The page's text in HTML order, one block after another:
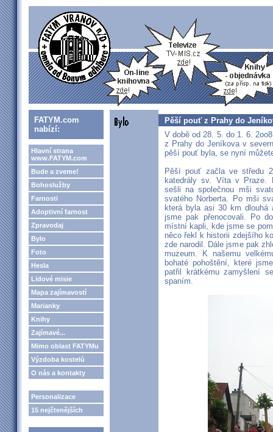
FATYM.com
nabízí:
Hlavní strana
www.FATYM.com
Bude a zveme!
Bohoslužby
Farnosti
Adoptivní farnost
Zpravodaj
Bylo
Foto
Hesla
Lidové misie
Mapa zajímavostí
Marianky
Knihy
Zajímavé...
Mimo oblast FATYMu
Výzdoba kostelů
O nás a kontakty
Personalizace
15 nejčtenějších
Pěší pouť z Prahy do
V době od 28. 5. do 1. 6.
z Prahy do Jeníkova v
pěší pouť byla, se nyní
Pěší pouť začla ve středu
katedrály sv. Víta v Praze.
sešli na společnou mši
svatého Norberta. Po mši
která byla asi 30 km
jsme pak přenocovali. Po
místní kapli, kde jsme se
něco řekl k historii zdejšího
zde narodil. Dále jsme pak
muzeum. K našemu
bohaté pohoštění, které
patřil krátkému zamyšlení
spaním.